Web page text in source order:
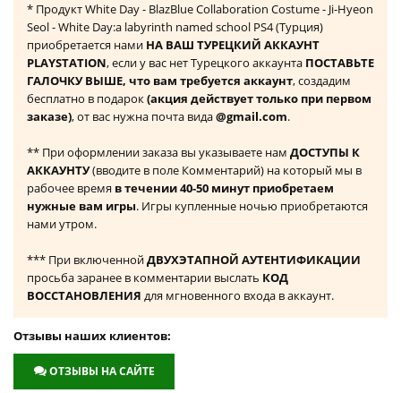
* Продукт White Day - BlazBlue Collaboration Costume - Ji-Hyeon
Seol - White Day:a labyrinth named school PS4 (Турция)
приобретается нами НА ВАШ ТУРЕЦКИЙ АККАУНТ
PLAYSTATION, если у вас нет Турецкого аккаунта ПОСТАВЬТЕ
ГАЛОЧКУ ВЫШЕ, что вам требуется аккаунт, создадим
бесплатно в подарок(акция действует только при первом
заказе), от вас нужна почта вида@gmail.com.
** При оформлении заказа вы указываете нам ДОСТУПЫ К
АККАУНТУ(вводите в поле Комментарий) на который мы в
рабочее время в течении 40-50 минут приобретаем
нужные вам игры. Игры купленные ночью приобретаются
нами утром.
*** При включеннойДВУХЭТАПНОЙ АУТЕНТИФИКАЦИИ
просьба заранее в комментарии выслать КОД
ВОССТАНОВЛЕНИЯ для мгновенного входа в аккаунт.
Отзывы наших клиентов:
ОТЗЫВЫ НА САЙТЕ